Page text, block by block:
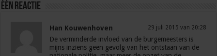
èèn Reactie
Han Kouwenhoven 29 juli 2015 van 20:28
De verminderde invloed van de burgemeesters is
mijns inziens geen gevolg van het ontstaan van de